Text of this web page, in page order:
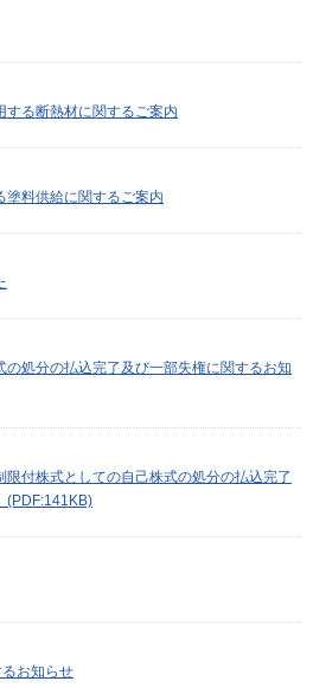
する断熱材に関するご案内
塗料供給に関するご案内
処分の払込完了及び一部失権に関するお知
付株式としての自己株式の処分の払込完了
(PDF:141KB)
お知らせ